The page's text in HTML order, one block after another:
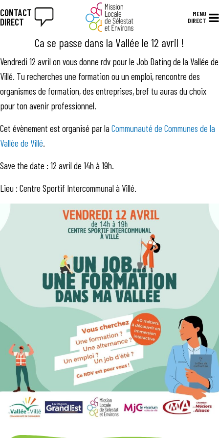
CONTACT
DIRECT
MENU
DIRECT
Ca se passe dans la Vallée le 12 avril !
Vendredi 12 avril on vous donne rdv pour le Job Dating de la Vallée de
Villé. Tu recherches une formation ou un emploi, rencontre des
organismes de formation, des entreprises, bref tu auras du choix
pour ton avenir professionnel.
Cet évènement est organisé par la Communauté de Communes de la
Vallée de Villé.
Save the date : 12 avril de 14h à 19h.
Lieu : Centre Sportif Intercommunal à Villé.